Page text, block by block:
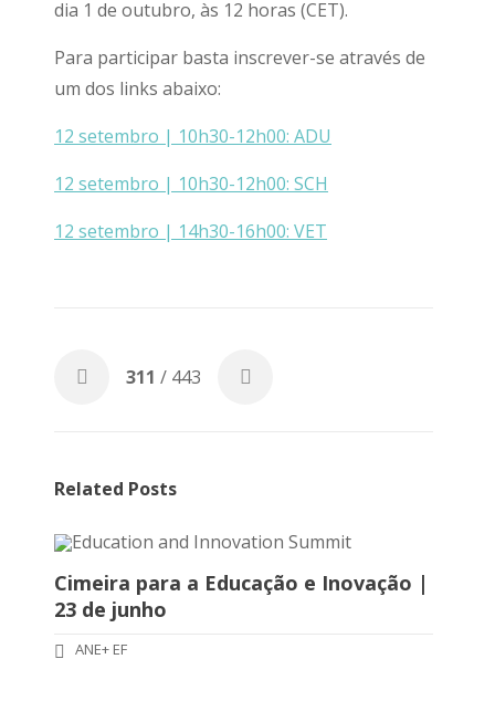
dia 1 de outubro, às 12 horas (CET).
Para participar basta inscrever-se através de
um dos links abaixo:
12 setembro | 10h30-12h00: ADU
12 setembro | 10h30-12h00: SCH
12 setembro | 14h30-16h00: VET
311 / 443
Related Posts
Cimeira para a Educação e Inovação |
23 de junho
ANE+ EF